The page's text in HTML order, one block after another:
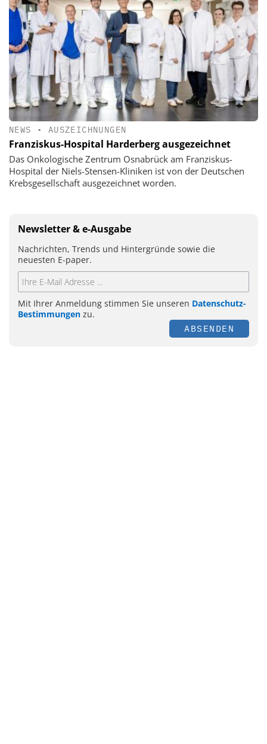
NEWS • AUSZEICHNUNGEN
Franziskus-Hospital Harderberg ausgezeichnet
Das Onkologische Zentrum Osnabrück am Franziskus-
Hospital der Niels-Stensen-Kliniken ist von der Deutschen
Krebsgesellschaft ausgezeichnet worden.
Newsletter & e-Ausgabe
Nachrichten, Trends und Hintergründe sowie die
neuesten E-paper.
Mit Ihrer Anmeldung stimmen Sie unseren Datenschutz-
Bestimmungen zu.
ABSENDEN